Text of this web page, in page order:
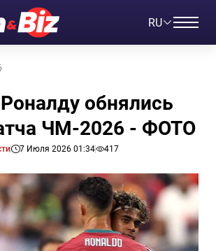
RU
обнялись
ЧМ-2026 - ФОТО
7 Июля 2026 01:34 417